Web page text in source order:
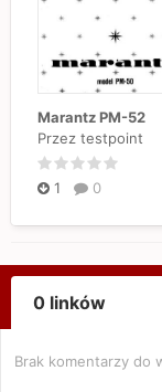
Marantz PM-52
Przez testpoint
1 0
0 linków
Brak komentarzy do